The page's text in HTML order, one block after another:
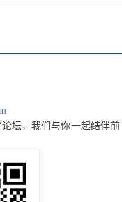
论坛，我们与你一起结伴前